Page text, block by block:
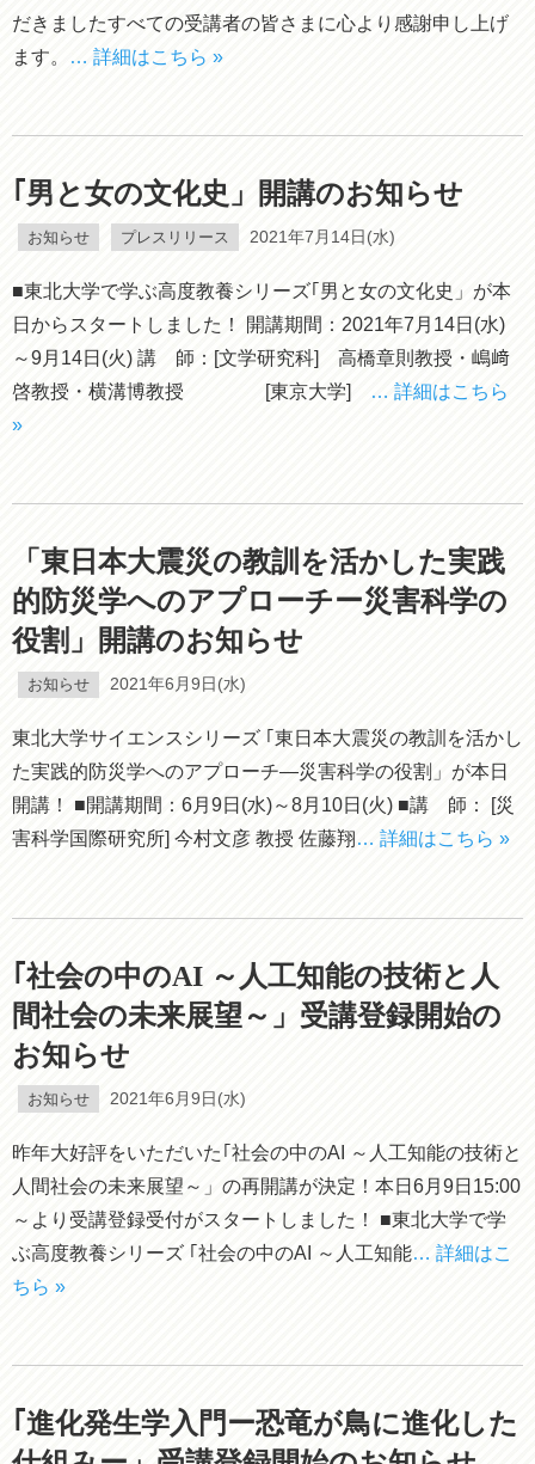
だきましたすべての受講者の皆さまに心より感謝申し上げ
ます。
… 詳細はこちら »
｢男と女の文化史」開講のお知らせ
お知らせ プレスリリース 2021年7月14日(水)
■東北大学で学ぶ高度教養シリーズ｢男と女の文化史」が本
日からスタートしました！ 開講期間：2021年7月14日(水)
～9月14日(火) 講 師：[文学研究科] 高橋章則教授・嶋﨑
啓教授・横溝博教授 [東京大学]
… 詳細はこちら
»
「東日本大震災の教訓を活かした実践
的防災学へのアプローチー災害科学の
役割」開講のお知らせ
お知らせ 2021年6月9日(水)
東北大学サイエンスシリーズ ｢東日本大震災の教訓を活かし
た実践的防災学へのアプローチ―災害科学の役割」が本日
開講！ ■開講期間：6月9日(水)～8月10日(火) ■講 師： [災
害科学国際研究所] 今村文彦 教授 佐藤翔… 詳細はこちら »
｢社会の中のAI ～人工知能の技術と人
間社会の未来展望～」受講登録開始の
お知らせ
お知らせ 2021年6月9日(水)
昨年大好評をいただいた｢社会の中のAI ～人工知能の技術と
人間社会の未来展望～」の再開講が決定！本日6月9日15:00
～より受講登録受付がスタートしました！ ■東北大学で学
ぶ高度教養シリーズ ｢社会の中のAI ～人工知能… 詳細はこ
ちら »
｢進化発生学入門ー恐竜が鳥に進化した